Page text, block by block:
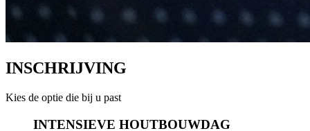
INSCHRIJVING
Kies de optie die bij u past
INTENSIEVE HOUTBOUWDAG